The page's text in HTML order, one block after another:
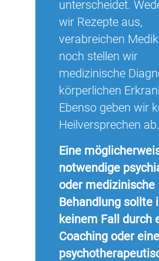
unterscheidet.
wir Rezepte aus,
verabreichen
noch stellen wir
medizinische
körperlichen
Ebenso geben wir
Heilversprechen ab.
Eine
notwendige
oder medizinische
Behandlung sollte
keinem Fall durch
Coaching oder eine